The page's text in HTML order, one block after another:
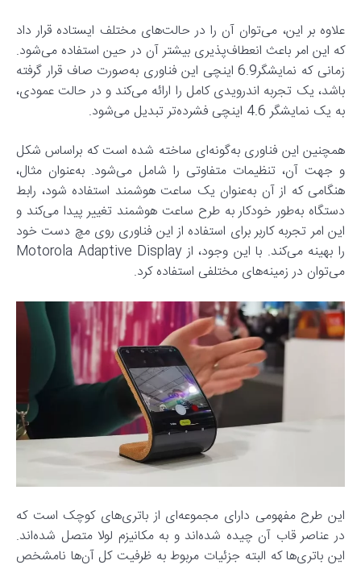
علاوه بر این‌، می‌توان آن را در حالت‌های مختلف ایستاده قرار داد
که این امر باعث انعطاف‌پذیری بیشتر آن در حین استفاده می‌شود.
زمانی که نمایشگر6.9 اینچی این فناوری به‌صورت صاف قرار گرفته
باشد، یک تجربه اندرویدی کامل را ارائه می‌کند و در حالت عمودی،
به یک نمایشگر 4.6 اینچی فشرده‌تر تبدیل می‌شود.
همچنین این فناوری به‌گونه‌ای ساخته شده است که براساس شکل
و جهت آن، تنظیمات متفاوتی را شامل می‌شود. به‌عنوان مثال،
هنگامی که از آن به‌عنوان یک ساعت هوشمند استفاده شود، رابط
دستگاه به‌طور خودکار به طرح ساعت هوشمند تغییر پیدا می‌کند و
این امر تجربه کاربر برای استفاده از این فناوری روی مچ دست خود
را بهینه می‌کند. با این وجود، از Motorola Adaptive Display
می‌توان در زمینه‌های مختلفی استفاده کرد.
این طرح مفهومی دارای مجموعه‌ای از باتری‌های کوچک است که
در عناصر قاب آن چیده شده‌اند و به مکانیزم لولا متصل شده‌اند.
این باتری‌ها که البته جزئیات مربوط به ظرفیت کل آن‌ها نامشخص